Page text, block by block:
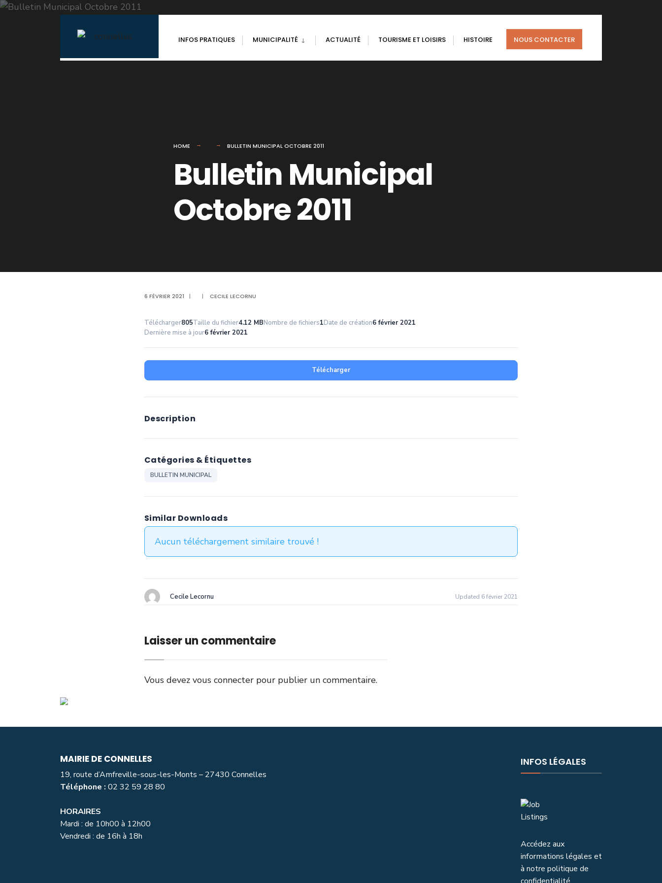
INFOS PRATIQUES MUNICIPALITÉ ACTUALITÉ TOURISME ET LOISIRS HISTOIRE NOUS CONTACTER
HOME BULLETIN MUNICIPAL OCTOBRE 2011
Bulletin Municipal
Octobre 2011
6 FÉVRIER 2021 | | CECILE LECORNU
Télécharger805Taille du fichier4.12 MBNombre de fichiers1Date de création6 février 2021
Dernière mise à jour6 février 2021
Télécharger
Description
Catégories & Étiquettes
BULLETIN MUNICIPAL
Similar Downloads
Aucun téléchargement similaire trouvé !
Cecile Lecornu Updated 6 février 2021
Laisser un commentaire
Vous devez vous connecter pour publier un commentaire.
MAIRIE DE CONNELLES
19, route d’Amfreville-sous-les-Monts – 27430 Connelles
Téléphone : 02 32 59 28 80
HORAIRES
Mardi : de 10h00 à 12h00
Vendredi : de 16h à 18h
INFOS LÉGALES
Accédez aux
informations légales et
à notre politique de